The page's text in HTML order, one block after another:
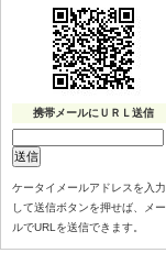
携帯メールにＵＲＬ送信
ケータイメールアドレスを入力
して送信ボタンを押せば、メー
ルでURLを送信できます。